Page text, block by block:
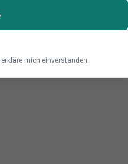
mich einverstanden.